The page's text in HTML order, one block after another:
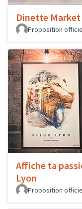
Dinette
Proposition
Affiche ta
Lyon
Proposition